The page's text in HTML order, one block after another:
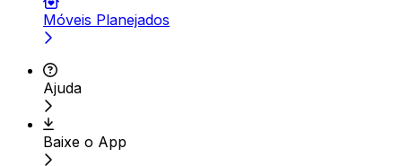
Móveis Planejados
Ajuda
Baixe o App